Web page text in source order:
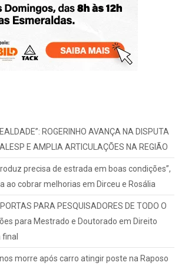
ROGERINHO AVANÇA NA DISPUTA
E AMPLIA ARTICULAÇÕES NA REGIÃO
precisa de estrada em boas condições”,
ao cobrar melhorias em Dirceu e Rosália
PARA PESQUISADORES DE TODO O
para Mestrado e Doutorado em Direito
morre após carro atingir poste na Raposo